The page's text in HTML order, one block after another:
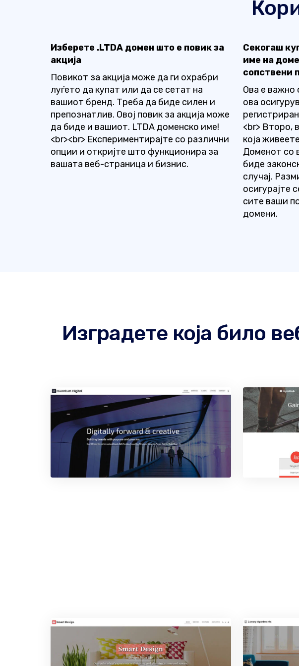
Изберете .LTDA домен што е повик за
акција
Повикот за акција може да ги охрабри
луѓето да купат или да се сетат на
вашиот бренд. Треба да биде силен и
препознатлив. Овој повик за акција може
да биде и вашиот. LTDA доменско име!
<br><br> Експериментирајте со различни
опции и откријте што функционира за
вашата веб-страница и бизнис.
Секогаш
име на
сопствени
Ова е важно
ова
<br> Второ,
која
Доменот со
биде
случај.
осигурајте
сите ваши
домени.
Изградете која било